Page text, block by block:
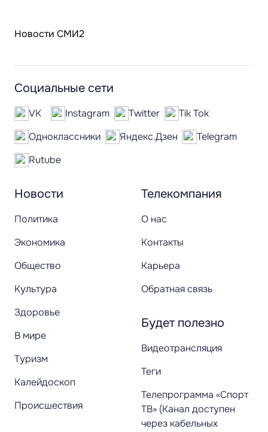
Новости СМИ2
Новости
Политика
Экономика
Общество
Культура
Здоровье
В мире
Туризм
Калейдоскоп
Происшествия
Телекомпания
О нас
Контакты
Карьера
Обратная связь
Будет полезно
Видеотрансляция
Теги
Телепрограмма «Спорт
ТВ» (Канал доступен
через кабельных
Социальные сети
VK Instagram Twitter
Tik Tok
Одноклассники
Яндекс.Дзен
Telegram
Rutube